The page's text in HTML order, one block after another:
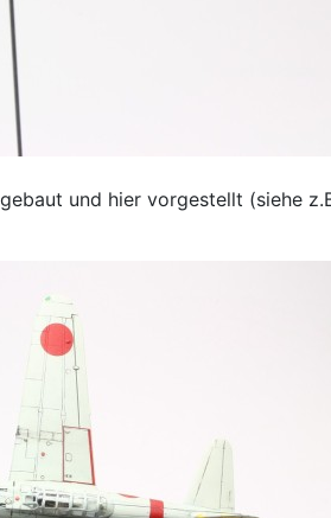
und hier vorgestellt (siehe